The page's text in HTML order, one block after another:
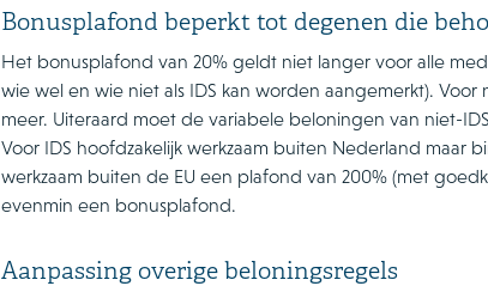
Bonusplafond beperkt tot degenen die
Het bonusplafond van 20% geldt niet langer voor alle
wie wel en wie niet als IDS kan worden aangemerkt).
meer. Uiteraard moet de variabele beloningen van niet-
Voor IDS hoofdzakelijk werkzaam buiten Nederland maar
werkzaam buiten de EU een plafond van 200% (met
evenmin een bonusplafond.
Aanpassing overige beloningsregels